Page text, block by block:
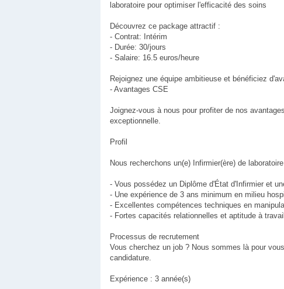
laboratoire pour optimiser l'efficacité des soins
Découvrez ce package attractif :
- Contrat: Intérim
- Durée: 30/jours
- Salaire: 16.5 euros/heure
Rejoignez une équipe ambitieuse et bénéficiez
- Avantages CSE
Joignez-vous à nous pour profiter de nos
exceptionnelle.
Profil
Nous recherchons un(e) Infirmier(ère) de
- Vous possédez un Diplôme d'État d'Infirmier et
- Une expérience de 3 ans minimum en milieu
- Excellentes compétences techniques en
- Fortes capacités relationnelles et aptitude à
Processus de recrutement
Vous cherchez un job ? Nous sommes là pour
candidature.
Expérience : 3 année(s)